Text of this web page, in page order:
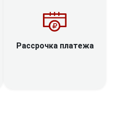
Рассрочка платежа